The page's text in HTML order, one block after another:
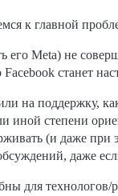
к главной
Meta) не
станет
поддержку,
степени
(и даже
даже
для